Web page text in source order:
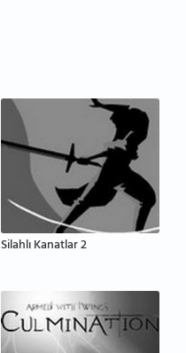
Silahlı Kanatlar 2